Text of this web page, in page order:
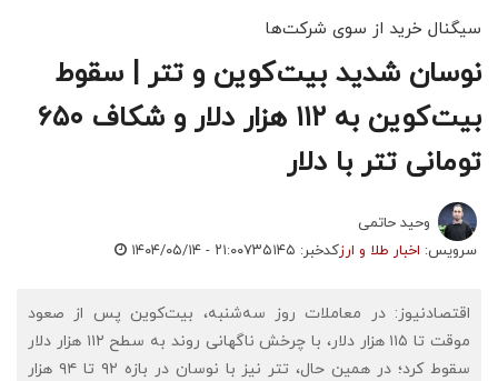
سیگنال خرید از سوی شرکت‌ها
نوسان شدید بیت‌کوین و تتر | سقوط
بیت‌کوین به ۱۱۲ هزار دلار و شکاف ۶۵۰
تومانی تتر با دلار
وحید حاتمی
سرویس: اخبار طلا و ارزکدخبر: ۷۳۵۱۴۵ ۱۴۰۴/۰۵/۱۴ - ۲۱:۰۰
اقتصادنیوز: در معاملات روز سه‌شنبه، بیت‌کوین پس از صعود
موقت تا ۱۱۵ هزار دلار، با چرخش ناگهانی روند به سطح ۱۱۲ هزار دلار
سقوط کرد؛ در همین حال، تتر نیز با نوسان در بازه ۹۲ تا ۹۴ هزار